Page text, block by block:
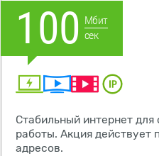
100 Мбит
сек
Стабильный интернет
работы. Акция действует
адресов.